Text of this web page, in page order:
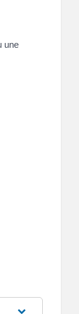
une